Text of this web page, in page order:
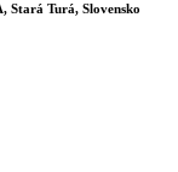
Stará Turá, Slovensko